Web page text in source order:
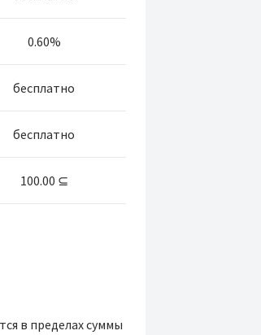
0.60%
бесплатно
бесплатно
100.00 ⊆
в пределах суммы